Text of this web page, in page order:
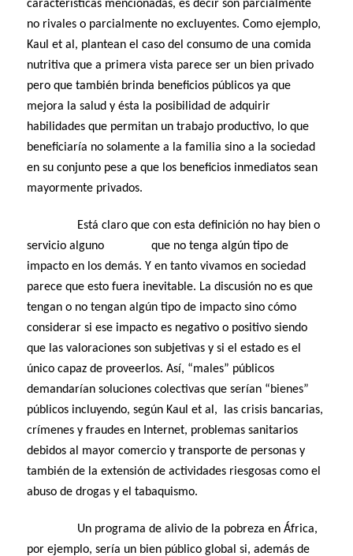
características mencionadas, es decir son parcialmente
no rivales o parcialmente no excluyentes. Como ejemplo,
Kaul et al, plantean el caso del consumo de una comida
nutritiva que a primera vista parece ser un bien privado
pero que también brinda beneficios públicos ya que
mejora la salud y ésta la posibilidad de adquirir
habilidades que permitan un trabajo productivo, lo que
beneficiaría no solamente a la familia sino a la sociedad
en su conjunto pese a que los beneficios inmediatos sean
mayormente privados.
Está claro que con esta definición no hay bien o
servicio alguno que no tenga algún tipo de
impacto en los demás. Y en tanto vivamos en sociedad
parece que esto fuera inevitable. La discusión no es que
tengan o no tengan algún tipo de impacto sino cómo
considerar si ese impacto es negativo o positivo siendo
que las valoraciones son subjetivas y si el estado es el
único capaz de proveerlos. Así, “males” públicos
demandarían soluciones colectivas que serían “bienes”
públicos incluyendo, según Kaul et al, las crisis bancarias,
crímenes y fraudes en Internet, problemas sanitarios
debidos al mayor comercio y transporte de personas y
también de la extensión de actividades riesgosas como el
abuso de drogas y el tabaquismo.
Un programa de alivio de la pobreza en África,
por ejemplo, sería un bien público global si, además de